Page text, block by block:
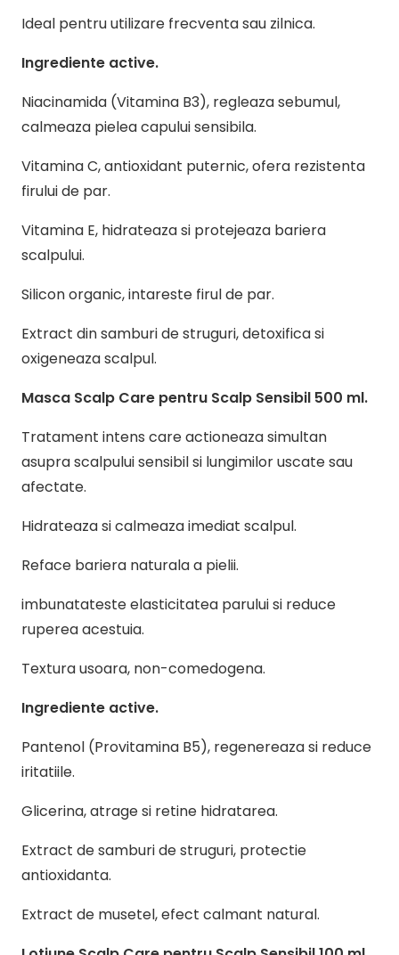
Ideal pentru utilizare frecventa sau zilnica.
Ingrediente active.
Niacinamida (Vitamina B3), regleaza sebumul,
calmeaza pielea capului sensibila.
Vitamina C, antioxidant puternic, ofera rezistenta
firului de par.
Vitamina E, hidrateaza si protejeaza bariera
scalpului.
Silicon organic, intareste firul de par.
Extract din samburi de struguri, detoxifica si
oxigeneaza scalpul.
Masca Scalp Care pentru Scalp Sensibil 500 ml.
Tratament intens care actioneaza simultan
asupra scalpului sensibil si lungimilor uscate sau
afectate.
Hidrateaza si calmeaza imediat scalpul.
Reface bariera naturala a pielii.
imbunatateste elasticitatea parului si reduce
ruperea acestuia.
Textura usoara, non-comedogena.
Ingrediente active.
Pantenol (Provitamina B5), regenereaza si reduce
iritatiile.
Glicerina, atrage si retine hidratarea.
Extract de samburi de struguri, protectie
antioxidanta.
Extract de musetel, efect calmant natural.